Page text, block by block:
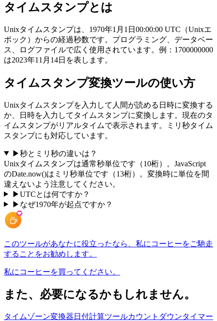
タイムスタンプとは
Unixタイムスタンプは、1970年1月1日00:00:00 UTC（Unixエ
ポック）からの経過秒数です。プログラミング、データベー
ス、ログファイルで広く使用されています。例：1700000000
は2023年11月14日を表します。
タイムスタンプ変換ツールの使い方
Unixタイムスタンプを入力して人間が読める日時に変換する
か、日時を入力してタイムスタンプに変換します。現在のタ
イムスタンプがリアルタイムで表示されます。ミリ秒タイム
スタンプにも対応しています。
▶秒とミリ秒の違いは？
Unixタイムスタンプは通常秒単位です（10桁）。JavaScript
のDate.now()はミリ秒単位です（13桁）。変換時に単位を間
違えないよう注意してください。
▶UTCとは何ですか？
▶ なぜ1970年が起点ですか？
このツールがあなたに役立ったなら、私にコーヒーをご馳走
することをお勧めします。
私にコーヒーを買ってください。
また、必要になるかもしれません。
タイムゾーン変換器 日付計算ツールカウントダウンタイマー